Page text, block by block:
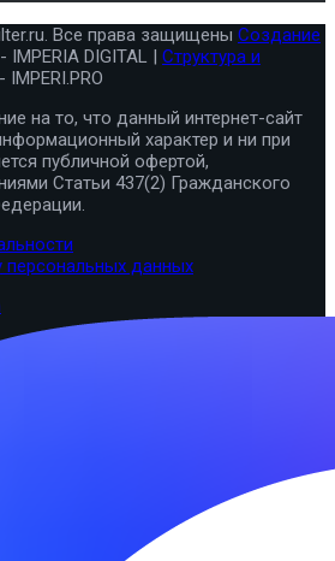
Все права защищены Создание
- IMPERIA DIGITAL | Структура и
- IMPERI.PRO
на то, что данный интернет-сайт
характер и ни при
публичной офертой,
Статьи 437(2) Гражданского
персональных данных